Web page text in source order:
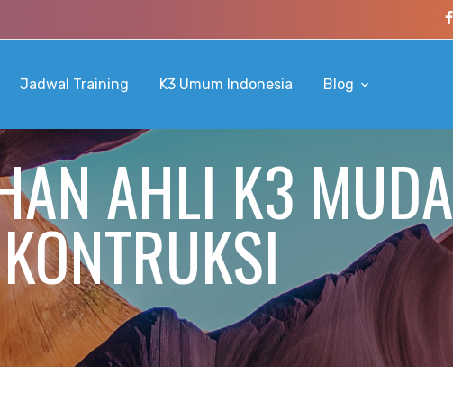
Jadwal Training K3 Umum Indonesia Blog
AHLI K3 MUDA
KONTRUKSI